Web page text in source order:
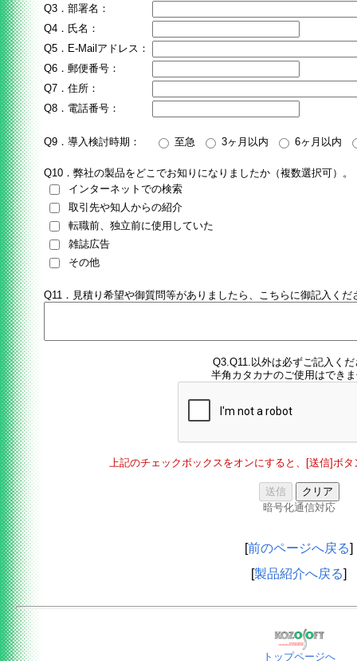
Q3．部署名：
Q4．氏名：
Q5．E-Mailアドレス：
Q6．郵便番号：
Q7．住所：
Q8．電話番号：
Q9．導入検討時期： 至急 3ヶ月以内 6ヶ月以内
Q10．弊社の製品をどこでお知りになりましたか（複数選択可）。
インターネットでの検索
取引先や知人からの紹介
転職前、独立前に使用していた
雑誌広告
その他
Q11．見積り希望や御質問等がありましたら、こちらに御記入くだ
Q3.Q11.以外は必ずご記入くだ
半角カタカナのご使用はでき
上記のチェックボックスをオンにすると、[送信]ボ
暗号化通信対応
[前のページへ戻る]
[製品紹介へ戻る]
トップページへ